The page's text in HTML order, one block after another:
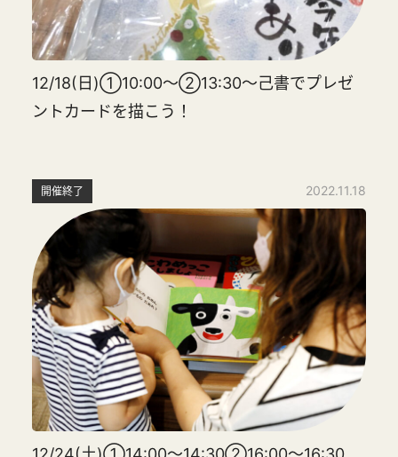
12/18(日)①10:00～②13:30～己書でプレゼ
ントカードを描こう！
開催終了 2022.11.18